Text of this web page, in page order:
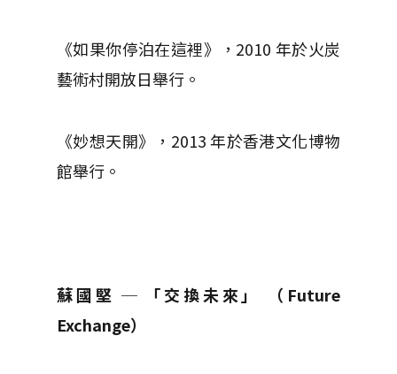
《如果你停泊在這裡》，2010 年於火炭
藝術村開放日舉行。
《妙想天開》，2013 年於香港文化博物
館舉行。
蘇國堅 ─ 「交換未來」 （Future
Exchange）